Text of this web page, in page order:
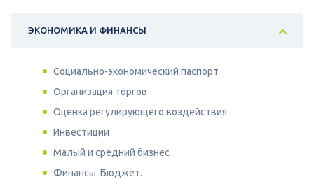
ЭКОНОМИКА И ФИНАНСЫ
Социально-экономический паспорт
Организация торгов
Оценка регулирующего воздействия
Инвестиции
Малый и средний бизнес
Финансы. Бюджет.